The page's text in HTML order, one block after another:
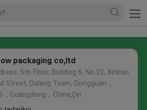
packaging co,ltd
5th Floor, Building 6, No.23, Xinbao
Street, Dalang Town, Dongguan，
，Guangdong，China,Çin